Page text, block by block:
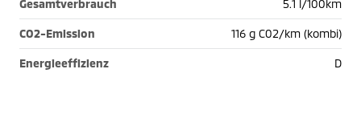
Gesamtverbrauch 5.1 l/100km
CO2-Emission 116 g C02/km (kombi)
Energieeffizienz D